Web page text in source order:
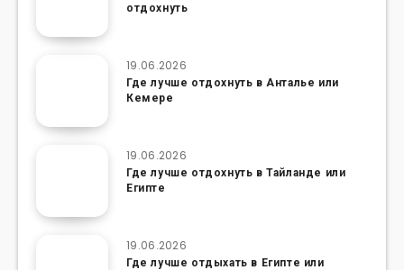
отдохнуть
19.06.2026
Где лучше отдохнуть в Анталье или
Кемере
19.06.2026
Где лучше отдохнуть в Тайланде или
Египте
19.06.2026
Где лучше отдыхать в Египте или